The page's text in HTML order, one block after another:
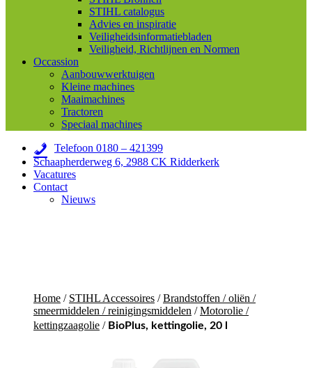
STIHL catalogus
Advies en inspiratie
Veiligheidsinformatiebladen
Veiligheid, Richtlijnen en Normen
Occassion
Aanbouwwerktuigen
Kleine machines
Maaimachines
Tractoren
Speciaal machines
Telefoon 0180 – 421399
Schaapherderweg 6, 2988 CK Ridderkerk
Vacatures
Contact
Nieuws
Home / STIHL Accessoires /Brandstoffen / oliën /
smeermiddelen / reinigingsmiddelen /Motorolie /
kettingzaagolie / BioPlus, kettingolie, 20 l